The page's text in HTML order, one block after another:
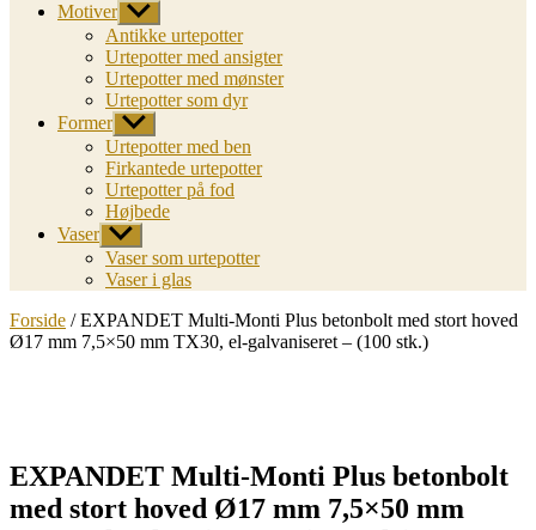
Motiver Vis
undermenu
Antikke urtepotter
Urtepotter med ansigter
Urtepotter med mønster
Urtepotter som dyr
Former Vis
undermenu
Urtepotter med ben
Firkantede urtepotter
Urtepotter på fod
Højbede
Vaser Vis
undermenu
Vaser som urtepotter
Vaser i glas
Forside / EXPANDET Multi-Monti Plus betonbolt med stort hoved
Ø17 mm 7,5×50 mm TX30, el-galvaniseret – (100 stk.)
EXPANDET Multi-Monti Plus betonbolt
med stort hoved Ø17 mm 7,5×50 mm